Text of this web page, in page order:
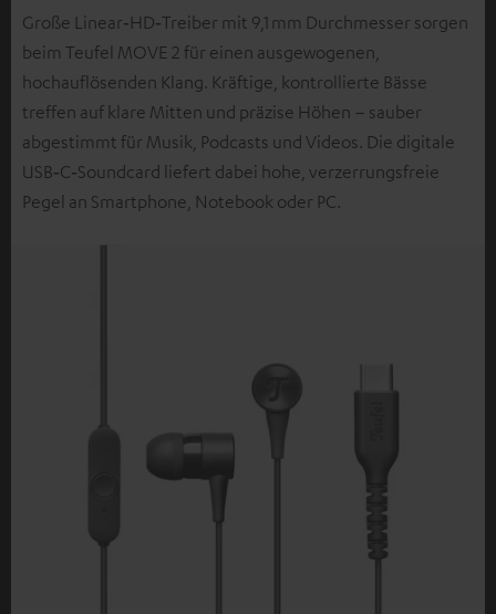
Große Linear‑HD‑Treiber mit 9,1 mm Durchmesser sorgen
beim Teufel MOVE 2 für einen ausgewogenen,
hochauflösenden Klang. Kräftige, kontrollierte Bässe
treffen auf klare Mitten und präzise Höhen – sauber
abgestimmt für Musik, Podcasts und Videos. Die digitale
USB‑C‑Soundcard liefert dabei hohe, verzerrungsfreie
Pegel an Smartphone, Notebook oder PC.